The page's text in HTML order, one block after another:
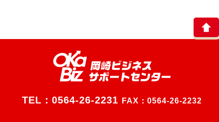
TEL： 0564-26-2231 FAX：0564-26-2232